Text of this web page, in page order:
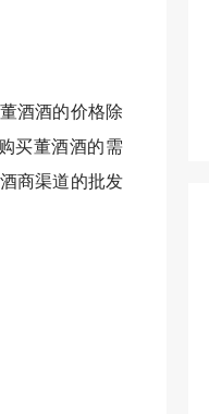
酒酒的价格除
买董酒酒的需
商渠道的批发